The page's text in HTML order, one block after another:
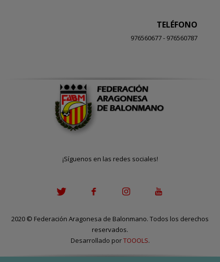
TELÉFONO
976560677 - 976560787
¡Síguenos en las redes sociales!
2020 © Federación Aragonesa de Balonmano. Todos los derechos
reservados.
Desarrollado porTOOOLS.